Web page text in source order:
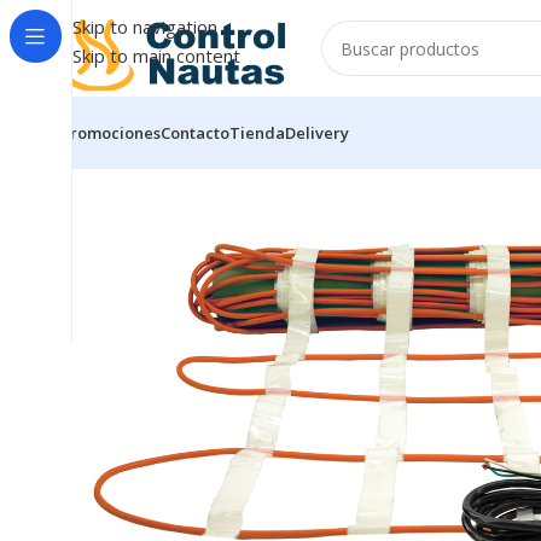
Skip to navigation
Skip to main content
PromocionesContactoTiendaDelivery